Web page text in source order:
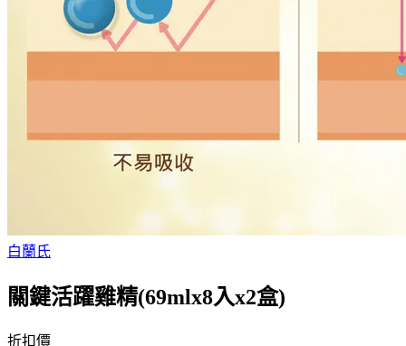
白蘭氏
關鍵活躍雞精(69mlx8入x2盒)
折扣價